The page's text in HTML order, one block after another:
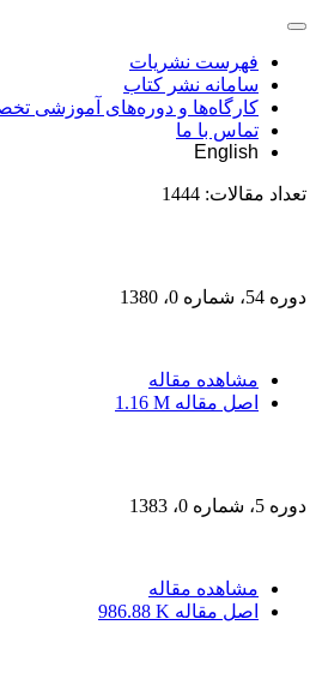
فهرست نشریات
سامانه نشر کتاب
کارگاه‌ها و دوره‌های آموزشی
تماس با ما
English
تعداد مقالات: 1444
دوره 54، شماره 0، 1380
مشاهده مقاله
اصل مقاله 1.16 M
دوره 5، شماره 0، 1383
مشاهده مقاله
اصل مقاله 986.88 K